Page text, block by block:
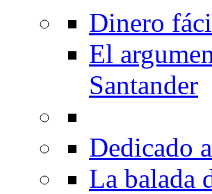
Dinero
El
Santander
Dedicado
La balada